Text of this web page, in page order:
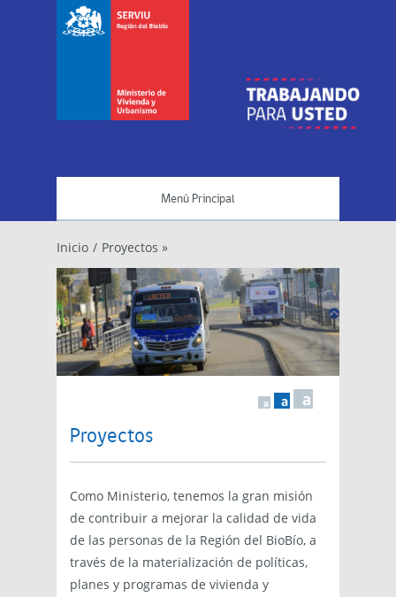
Menú Principal
Inicio / Proyectos »
a a a
Proyectos
Como Ministerio, tenemos la gran misión
de contribuir a mejorar la calidad de vida
de las personas de la Región del BioBío, a
través de la materialización de políticas,
planes y programas de vivienda y